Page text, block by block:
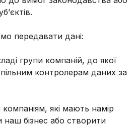
передавати дані:
групи компаній, до якої
контролерам даних за
компаніям, які мають намір
бізнес або створити